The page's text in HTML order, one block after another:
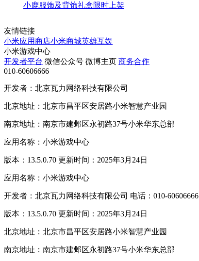
小鹿服饰及背饰礼盒限时上架
友情链接
小米应用商店小米商城英雄互娱
小米游戏中心
开发者平台 微信公众号 微博主页 商务合作
010-60606666
开发者：北京瓦力网络科技有限公司
北京地址：北京市昌平区安居路小米智慧产业园
南京地址：南京市建邺区永初路37号小米华东总部
应用名称：小米游戏中心
版本：13.5.0.70 更新时间：2025年3月24日
应用名称：小米游戏中心
开发者：北京瓦力网络科技有限公司 电话：010-60606666
版本：13.5.0.70 更新时间：2025年3月24日
北京地址：北京市昌平区安居路小米智慧产业园
南京地址：南京市建邺区永初路37号小米华东总部